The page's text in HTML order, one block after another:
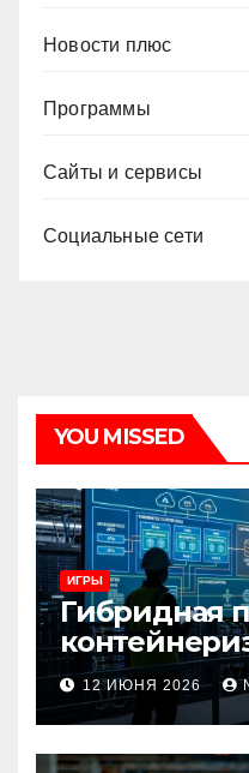
Новости плюс
Программы
Сайты и сервисы
Социальные сети
YOU MISSED
ИГРЫ
Гибридная
и сценарии
12 ИЮНЯ 2026